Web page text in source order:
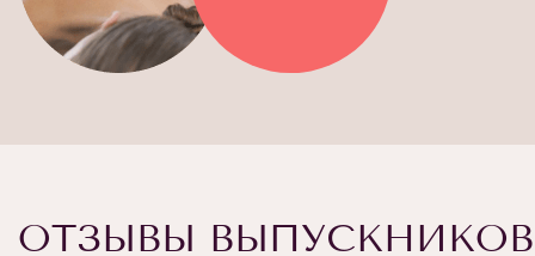
ОТЗЫВЫ ВЫПУСКНИКОВ